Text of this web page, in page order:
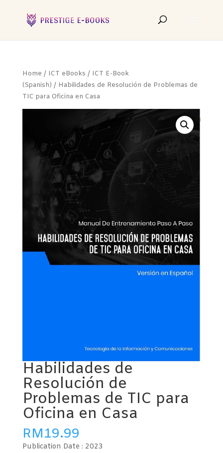
Home / ICT eBooks / ICT E-Book
(Spanish) / Habilidades de Resolución de Problemas de
TIC para Oficina en Casa
Habilidades de
Resolución de
Problemas de TIC para
Oficina en Casa
RM19.99
Publication Date : 2023